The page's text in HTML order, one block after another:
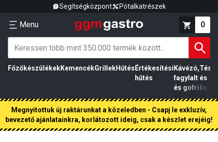
Segítségközpont Pótalkatrészek
Menu 0
FőzőkészülékekKemencékGrillekHűtés Értékesítési
hűtés
Kávézó,
fagylalt
és gofri
és
liszt
Megnyitottuk új raktárunkat a közeledben - Csapj le exkluzív,
bevezető ajánlatainkra, korlátozott ideig, csak a készlet erejéig!